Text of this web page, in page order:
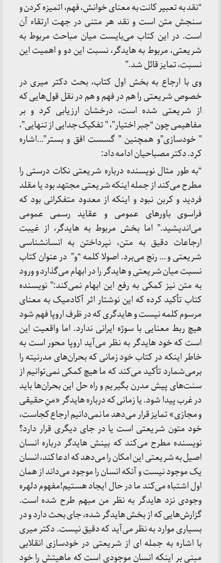
“نقد به تعبیر کانت به معنای خوانش، فهم، اتمیزه کردن و
سنجش متن است و نقد هر متنی در جهت ارتقاء آن
است. در این کتاب می‌بایست میان مباحث مربوط به
شریعتی، مربوط به هایدگر، نسبت این دو و اهمیت این
نسبت، تمایز قائل شد.”
وی با ارجاع به بخش اول کتاب، بحث دکتر میری در
خصوص شریعتی را هم در فهم و هم در نقل قول‌هایی که
از شریعتی شده است، درخشان ارزیابی کرد و بر
مفاهیمی چون “جبر اختیار”، ” تفکیک جدایی از تنهایی”،
” خودسازی”و همچنین ” گسست افق و بستر”…اشاره
کرد. دکتر مصباحیان ادامه داد:
“به طور مثال نویسنده درباره شریعتی نکات درستی را
مطرح می‌کند از جمله اینکه شریعتی مجتهد بود یا مقلد
فردید و کربن نبود و اینکه از معدود متفکرانی بود که
فراسوی باورهای عمومی و عقاید رسمی عمومی
می‌اندیشید.” اما بخش مربوط به هایدگر، از غیبت
ارجاعات دقیق به متن، نپرداختن به انسانشناسی
شریعتی و … رنج می‌برد. اصولا کلمه “و” در عنوان کتاب
نسبت میان شریعتی و هایدگر را در ابهام می‌گذارد و ورود
به متن نیز کمکی به رفع این ابهام نمی‌کند:” نویسنده
کتاب تأکید کرده که این نوشتار اثر آکادمیک به معنای
مرسوم کلمه نیست و هایدگری که در ظرف اروپا فهم شود
هیچ ربط معنایی با سوژه ایرانی ندارد. اما واقعیت این
است که خود هایدگر به نظر می‌آید اروپا محور است به
خاطر اینکه در کتاب خود زمانی که بحران‌های مدرنیته را
برمی‌شمارد تأکید می‌کند که ما هیچ کمکی نمی‌توانیم از
سنت‌های پیش مدرن بگیریم و راه حل این بحران‌ها باید
در غرب پیدا شود. یا زمانی که درباره هایدگر «منِ حقیقی
و مجازی» تمایز قرار می‌دهد ما نمی‌دانیم ارجاع کجاست،
خود متون شریعتی است یا در جای دیگری قرار دارد؟
نویسنده مطرح می‌کند که بینش هایدگر درباره انسان
اصیل به شریعتی این امکان را می‌دهد که ادعا کند، انسان
یک موجود نیست و آنکه انسان را موجود می‌داند از همان
اول اشتباه می‌کند ما در حال ایجاد هستیم!مفهوم دلهره
وجودی نزد هایدگر به نظر من مبهم طرح شده است.
گزارش‌هایی که از بخش هایدگر شده، جای بحث دارد و در
بسیاری موارد به نظر می‌آید که دقیق نیست. دکتر میری
با اشاره به جمله ای از شریعتی در خودسازی انقلابی
مبنی بر اینکه انسان موجودی است که ماهیتش را خود